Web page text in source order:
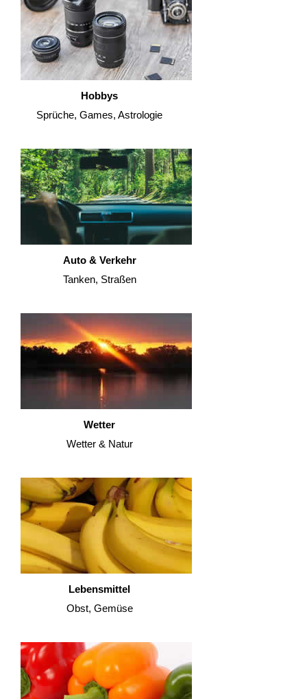
Hobbys
Sprüche, Games, Astrologie
Auto & Verkehr
Tanken, Straßen
Wetter
Wetter & Natur
Lebensmittel
Obst, Gemüse